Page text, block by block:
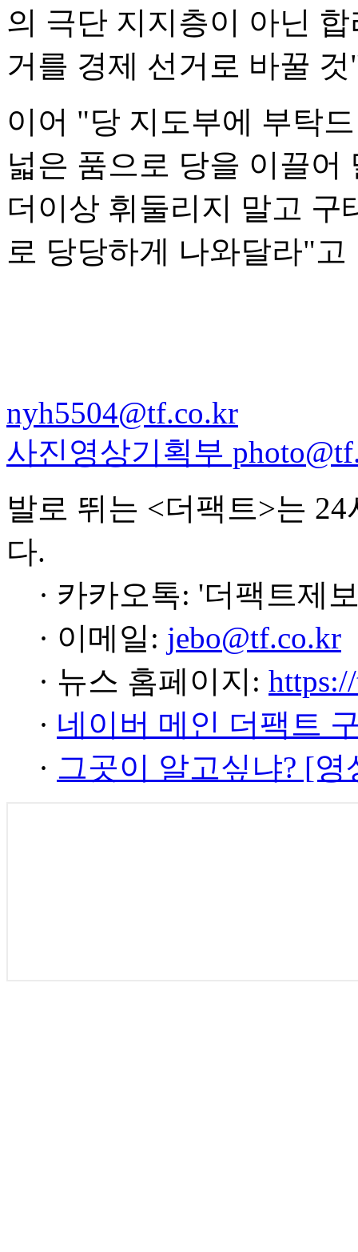
의 극단 지지층이 아닌
거를 경제 선거로 바꿀
이어 "당 지도부에 부탁
넓은 품으로 당을 이끌
더이상 휘둘리지 말고
로 당당하게 나와달라"고
nyh5504@tf.co.kr
사진영상기획부
발로 뛰는 <더팩트>는
다.
· 카카오톡: '더팩트제
· 이메일: jebo@tf.co.kr
· 뉴스 홈페이지:
· 네이버 메인 더팩트
· 그곳이 알고싶냐? [